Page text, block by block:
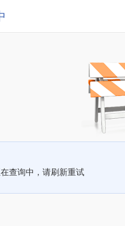
查询中，请刷新重试